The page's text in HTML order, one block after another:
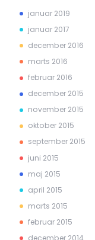
januar 2019
januar 2017
december 2016
marts 2016
februar 2016
december 2015
november 2015
oktober 2015
september 2015
juni 2015
maj 2015
april 2015
marts 2015
februar 2015
december 2014